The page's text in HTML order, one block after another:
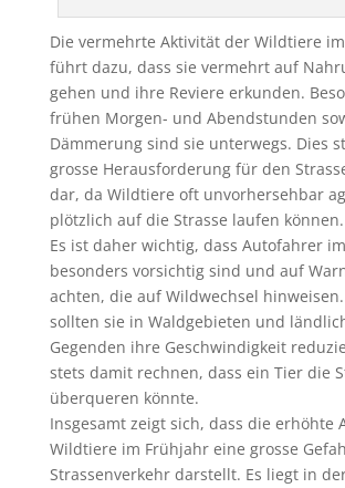
Die vermehrte Aktivität der Wildtiere
führt dazu, dass sie vermehrt auf
gehen und ihre Reviere erkunden.
frühen Morgen- und Abendstunden
Dämmerung sind sie unterwegs. Dies
grosse Herausforderung für den
dar, da Wildtiere oft unvorhersehbar
plötzlich auf die Strasse laufen können.
Es ist daher wichtig, dass Autofahrer
besonders vorsichtig sind und auf
achten, die auf Wildwechsel
sollten sie in Waldgebieten und
Gegenden ihre Geschwindigkeit
stets damit rechnen, dass ein Tier die
überqueren könnte.
Insgesamt zeigt sich, dass die erhöhte
Wildtiere im Frühjahr eine grosse
Strassenverkehr darstellt. Es liegt in